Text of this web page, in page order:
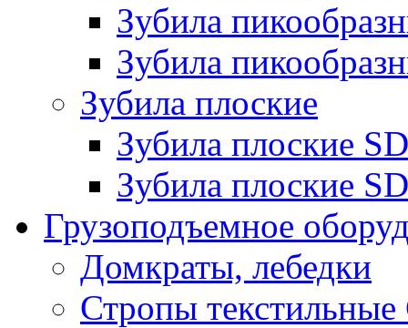
Зубила
Зубила
Зубила плоские
Зубила плоские
Зубила плоские
Грузоподъемное
Домкраты, лебедки
Стропы